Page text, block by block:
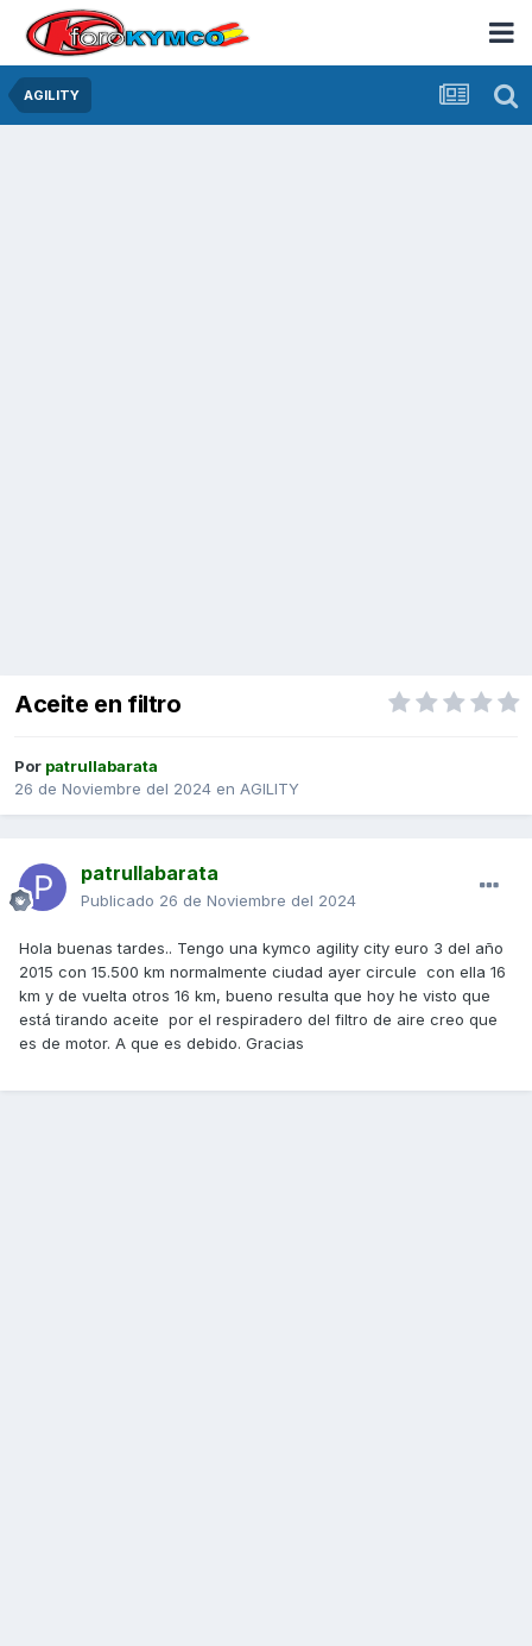
AGILITY
Aceite en filtro
Por patrullabarata
26 de Noviembre del 2024 en AGILITY
patrullabarata
Publicado 26 de Noviembre del 2024
Hola buenas tardes.. Tengo una kymco agility city euro 3 del año
2015 con 15.500 km normalmente ciudad ayer circule con ella 16
km y de vuelta otros 16 km, bueno resulta que hoy he visto que
está tirando aceite por el respiradero del filtro de aire creo que
es de motor. A que es debido. Gracias